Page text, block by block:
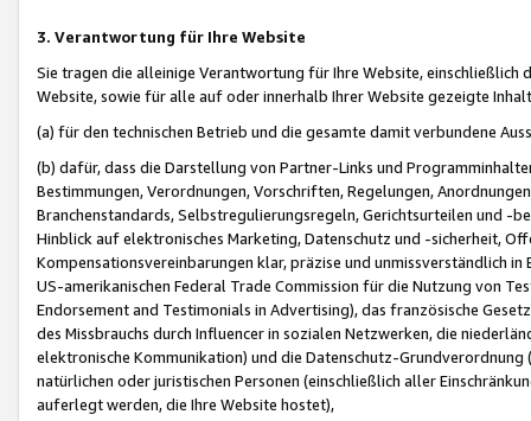
3. Verantwortung für Ihre Website
Sie tragen die alleinige Verantwortung für Ihre Website,
Website, sowie für alle auf oder innerhalb Ihrer Website gezeigte
(a) für den technischen Betrieb und die gesamte damit verbundene
(b) dafür, dass die Darstellung von Partner-Links und
Bestimmungen, Verordnungen, Vorschriften, Regelungen,
Branchenstandards, Selbstregulierungsregeln, Gerichtsurteilen und -
Hinblick auf elektronisches Marketing, Datenschutz und -sicherheit,
Kompensationsvereinbarungen klar, präzise und unmissverständlich
US-amerikanischen Federal Trade Commission für die Nutzung von
Endorsement and Testimonials in Advertising), das französische
des Missbrauchs durch Influencer in sozialen Netzwerken, die
elektronische Kommunikation) und die Datenschutz-
natürlichen oder juristischen Personen (einschließlich aller
auferlegt werden, die Ihre Website hostet),